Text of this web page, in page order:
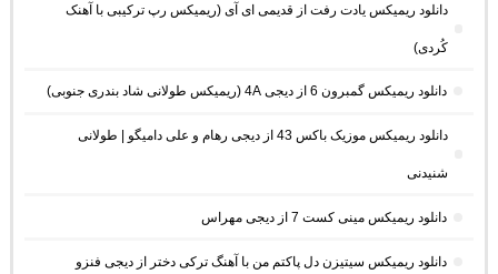
دانلود ریمیکس یادت رفت از قدیمی ای آی (ریمیکس رپ ترکیبی با آهنک
کُردی)
دانلود ریمیکس گمبرون 6 از دیجی 4A (ریمیکس طولانی شاد بندری جنوبی)
دانلود ریمیکس موزیک باکس 43 از دیجی رهام و علی دامیگو | طولانی
شنیدنی
دانلود ریمیکس مینی کست 7 از دیجی مهراس
دانلود ریمیکس سیتیزن دل پاکتم من با آهنگ ترکی دختر از دیجی فنزو